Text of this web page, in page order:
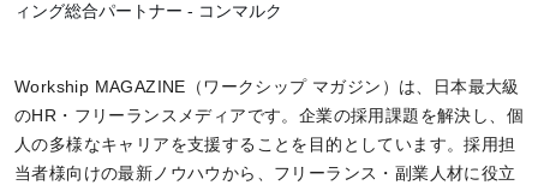
ィング総合パートナー - コンマルク
Workship MAGAZINE（ワークシップ マガジン）は、日本最大級
のHR・フリーランスメディアです。企業の採用課題を解決し、個
人の多様なキャリアを支援することを目的としています。採用担
当者様向けの最新ノウハウから、フリーランス・副業人材に役立